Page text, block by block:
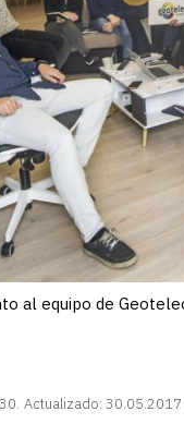
al equipo de
Actualizado: 30.05.2017